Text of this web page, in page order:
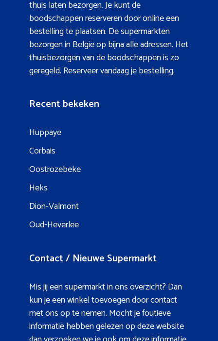
thuis laten bezorgen. Je kunt de
boodschappen reserveren door online een
bestelling te plaatsen. De supermarkten
bezorgen in België op bijna alle adressen. Het
thuisbezorgen van de boodschappen is zo
geregeld. Reserveer vandaag je bestelling.
Recent bekeken
Huppaye
Corbais
Oostrozebeke
Heks
Dion-Valmont
Oud-Heverlee
Contact / Nieuwe Supermarkt
Mis jij een supermarkt in ons overzicht? Dan
kun je een winkel toevoegen door contact
met ons op te nemen. Mocht je foutieve
informatie hebben gelezen op deze website